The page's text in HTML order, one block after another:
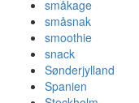
småkage
småsnak
smoothie
snack
Sønderjylland
Spanien